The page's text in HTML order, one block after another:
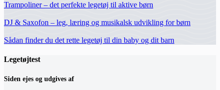
Trampoliner – det perfekte legetøj til aktive børn
DJ & Saxofon – leg, læring og musikalsk udvikling for børn
Sådan finder du det rette legetøj til din baby og dit barn
Legetøjtest
Siden ejes og udgives af